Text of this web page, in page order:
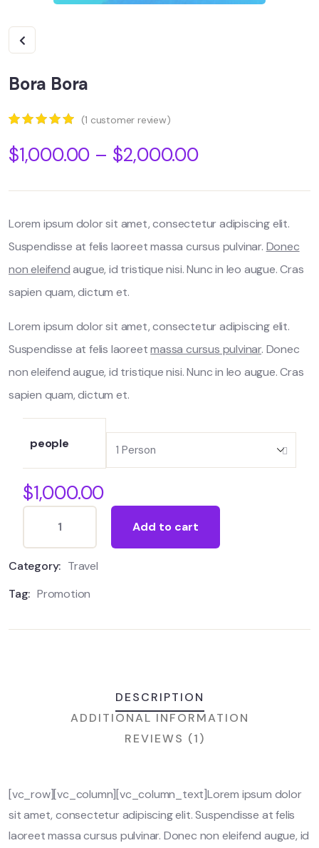
Bora Bora
based on
customer
(1 customer review)
$1,000.00 – $2,000.00
Lorem ipsum dolor sit amet, consectetur adipiscing elit.
Suspendisse at felis laoreet massa cursus pulvinar. Donec
non eleifendaugue, id tristique nisi. Nunc in leo augue. Cras
sapien quam, dictum et.
Lorem ipsum dolor sit amet, consectetur adipiscing elit.
Suspendisse at felis laoreetmassa cursus pulvinar. Donec
non eleifend augue, id tristique nisi. Nunc in leo augue. Cras
sapien quam, dictum et.
people
$1,000.00
Add to cart
Category: Travel
Tag: Promotion
DESCRIPTION
ADDITIONAL INFORMATION
REVIEWS (1)
[vc_row][vc_column][vc_column_text]Lorem ipsum dolor
sit amet, consectetur adipiscing elit. Suspendisse at felis
laoreet massa cursus pulvinar. Donec non eleifend augue, id